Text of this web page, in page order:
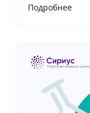
Подробнее